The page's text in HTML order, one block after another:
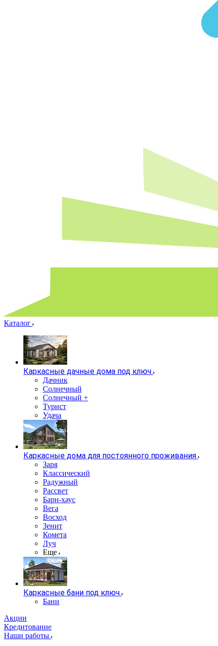
Каталог
Каркасные дачные дома под ключ
Дачник
Солнечный
Солнечный +
Турист
Удача
Каркасные дома для постоянного проживания
Заря
Классический
Радужный
Рассвет
Барн-хаус
Вега
Восход
Зенит
Комета
Луч
Еще
Каркасные бани под ключ
Бани
Акции
Кредитование
Наши работы